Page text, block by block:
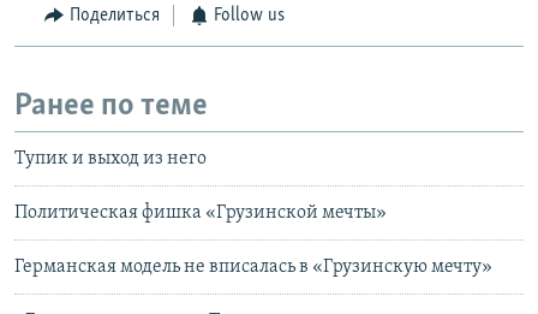
Поделиться Follow us
Ранее по теме
Тупик и выход из него
Политическая фишка «Грузинской мечты»
Германская модель не вписалась в «Грузинскую мечту»